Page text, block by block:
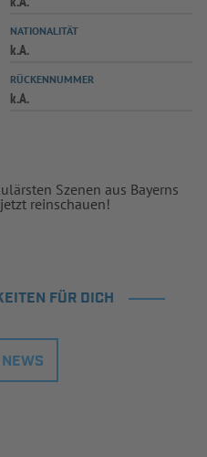
SPIELPLUS
NATIONALITÄT
k.A.
RÜCKENNUMMER
k.A.
Szenen aus Bayerns
reinschauen!
FÜR DICH